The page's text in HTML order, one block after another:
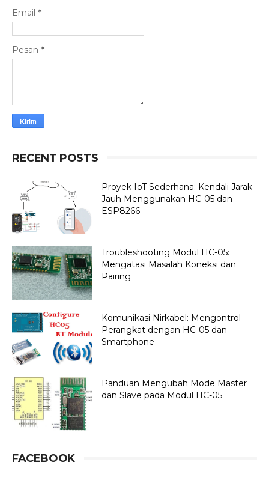
Email *
Pesan *
RECENT POSTS
Proyek IoT Sederhana: Kendali Jarak
Jauh Menggunakan HC-05 dan
ESP8266
Troubleshooting Modul HC-05:
Mengatasi Masalah Koneksi dan
Pairing
Komunikasi Nirkabel: Mengontrol
Perangkat dengan HC-05 dan
Smartphone
Panduan Mengubah Mode Master
dan Slave pada Modul HC-05
FACEBOOK